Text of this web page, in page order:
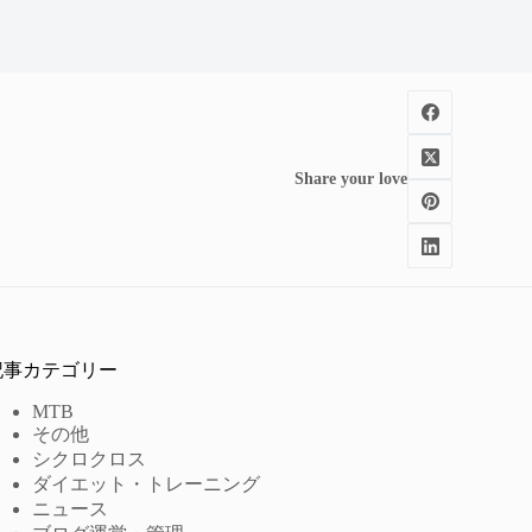
Share your love
事カテゴリー
MTB
その他
シクロクロス
ダイエット・トレーニング
ニュース